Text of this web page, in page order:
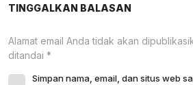
TINGGALKAN BALASAN
Alamat email Anda tidak akan
ditandai *
Simpan nama, email, dan situs web